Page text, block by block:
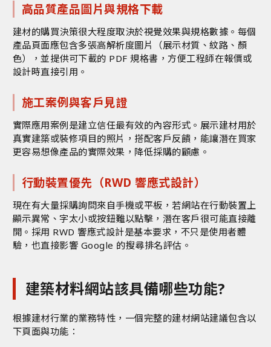
高品質產品圖片與規格下載
建材的購買決策很大程度取決於視覺效果與規格數據。每個
產品頁面應包含多張高解析度圖片（展示材質、紋路、顏
色），並提供可下載的 PDF 規格書，方便工程師在報價或
設計時直接引用。
施工案例與客戶見證
實際應用案例是建立信任最有效的內容形式。展示建材用於
真實建築或裝修項目的照片，搭配客戶反饋，能讓潛在買家
更容易想像產品的實際效果，降低採購的顧慮。
行動裝置優先（RWD 響應式設計）
現在有大量採購詢問來自手機或平板，若網站在行動裝置上
顯示異常、字太小或按鈕難以點擊，潛在客戶很可能直接離
開。採用 RWD 響應式設計是基本要求，不只是使用者體
驗，也直接影響 Google 的搜尋排名評估。
建築材料網站該具備哪些功能?
根據建材行業的業務特性，一個完整的建材網站建議包含以
下頁面與功能：